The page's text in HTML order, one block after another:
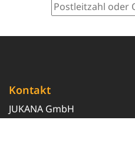
Kontakt
JUKANA GmbH